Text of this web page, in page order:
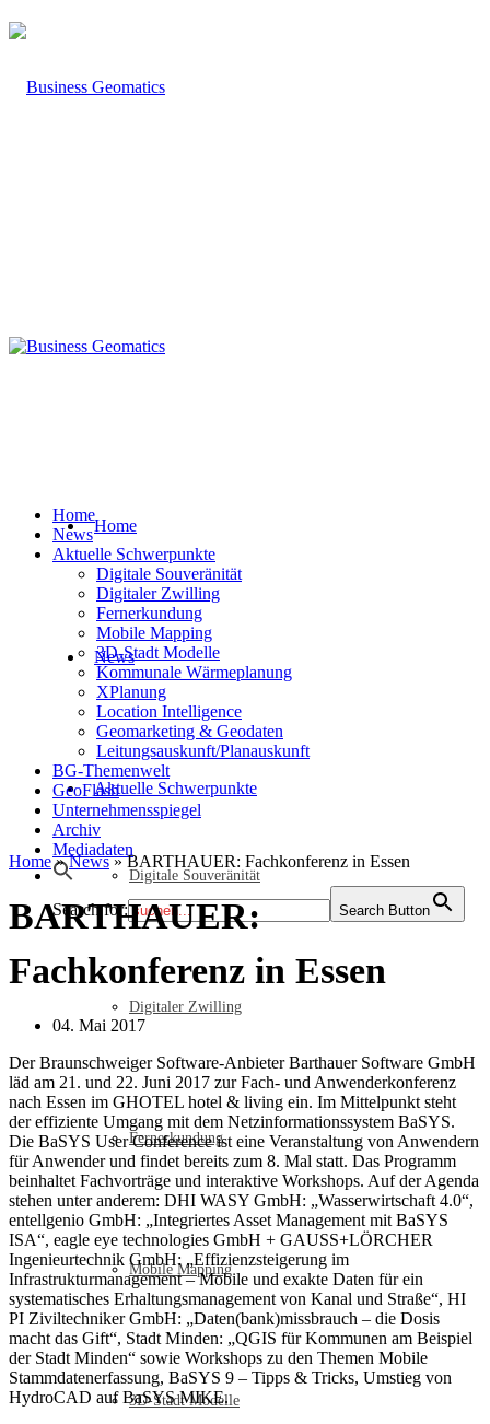
Home
News
Aktuelle Schwerpunkte
Digitale Souveränität
Digitaler Zwilling
Fernerkundung
Mobile Mapping
3D-Stadt Modelle
Home
News
Aktuelle Schwerpunkte
Digitale Souveränität
Digitaler Zwilling
Fernerkundung
Mobile Mapping
3D-Stadt Modelle
Kommunale Wärmeplanung
XPlanung
Location Intelligence
Geomarketing & Geodaten
Leitungsauskunft/Planauskunft
BG-Themenwelt
GeoFlash
Unternehmensspiegel
Archiv
Mediadaten
Search for: Search Button
Home»News»BARTHAUER: Fachkonferenz in Essen
BARTHAUER:
Fachkonferenz in Essen
04. Mai 2017
Der Braunschweiger Software-Anbieter Barthauer Software GmbH
läd am 21. und 22. Juni 2017 zur Fach- und Anwenderkonferenz
nach Essen im GHOTEL hotel & living ein. Im Mittelpunkt steht
der effiziente Umgang mit dem Netzinformationssystem BaSYS.
Die BaSYS User Conference ist eine Veranstaltung von Anwendern
für Anwender und findet bereits zum 8. Mal statt. Das Programm
beinhaltet Fachvorträge und interaktive Workshops. Auf der Agenda
stehen unter anderem: DHI WASY GmbH: „Wasserwirtschaft 4.0“,
entellgenio GmbH: „Integriertes Asset Management mit BaSYS
ISA“, eagle eye technologies GmbH + GAUSS+LÖRCHER
Ingenieurtechnik GmbH: „Effizienzsteigerung im
Infrastrukturmanagement – Mobile und exakte Daten für ein
systematisches Erhaltungsmanagement von Kanal und Straße“, HI
PI Ziviltechniker GmbH: „Daten(bank)missbrauch – die Dosis
macht das Gift“, Stadt Minden: „QGIS für Kommunen am Beispiel
der Stadt Minden“ sowie Workshops zu den Themen Mobile
Stammdatenerfassung, BaSYS 9 – Tipps & Tricks, Umstieg von
HydroCAD auf BaSYS MIKE.